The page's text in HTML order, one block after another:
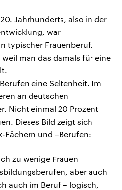
Jahrhunderts, also in der
war
typischer Frauenberuf.
man das damals für eine
eine Seltenheit. Im
an deutschen
Nicht einmal 20 Prozent
Dieses Bild zeigt sich
Fächern und –Berufen:
zu wenige Frauen
aber auch
auch im Beruf – logisch,